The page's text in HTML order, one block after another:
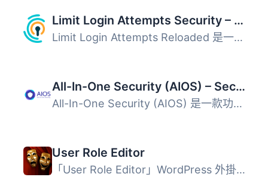
Limit Login Attempts Security – Login Security, 2FA, Firewall, Brute Force Prevention
Limit Login Attempts Reloaded 是一款強大的安全外掛，旨在...
All-In-One Security (AIOS) – Security and Firewall
All-In-One Security (AIOS) 是一款功能全面的 WordPress 安...
User Role Editor
「User Role Editor」WordPress 外掛讓您輕鬆更改使用者角色...